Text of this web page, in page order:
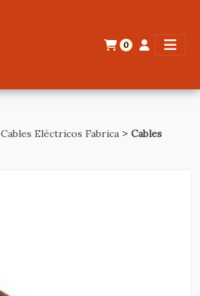
0
Cables Eléctricos Fabrica > Cables